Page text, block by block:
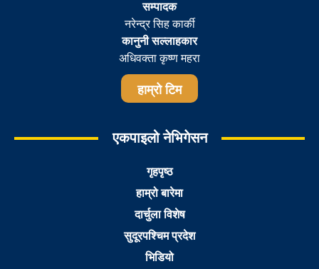
सम्पादक
नरेन्द्र सिह कार्की
कानुनी सल्लाहकार
अधिवक्ता कृष्ण महरा
हाम्रो टिम
एकपाइलो नेभिगेसन
गृहपृष्ठ
हाम्रो बारेमा
दार्चुला विशेष
सुदूरपश्चिम प्रदेश
भिडियो